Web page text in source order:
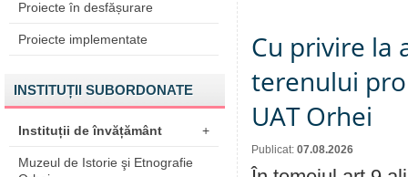
Proiecte în desfășurare
Proiecte implementate
INSTITUȚII SUBORDONATE
Instituții de învățământ +
Muzeul de Istorie şi Etnografie
Cu privire la
terenului
UAT Orhei
Publicat: 07.08.2026